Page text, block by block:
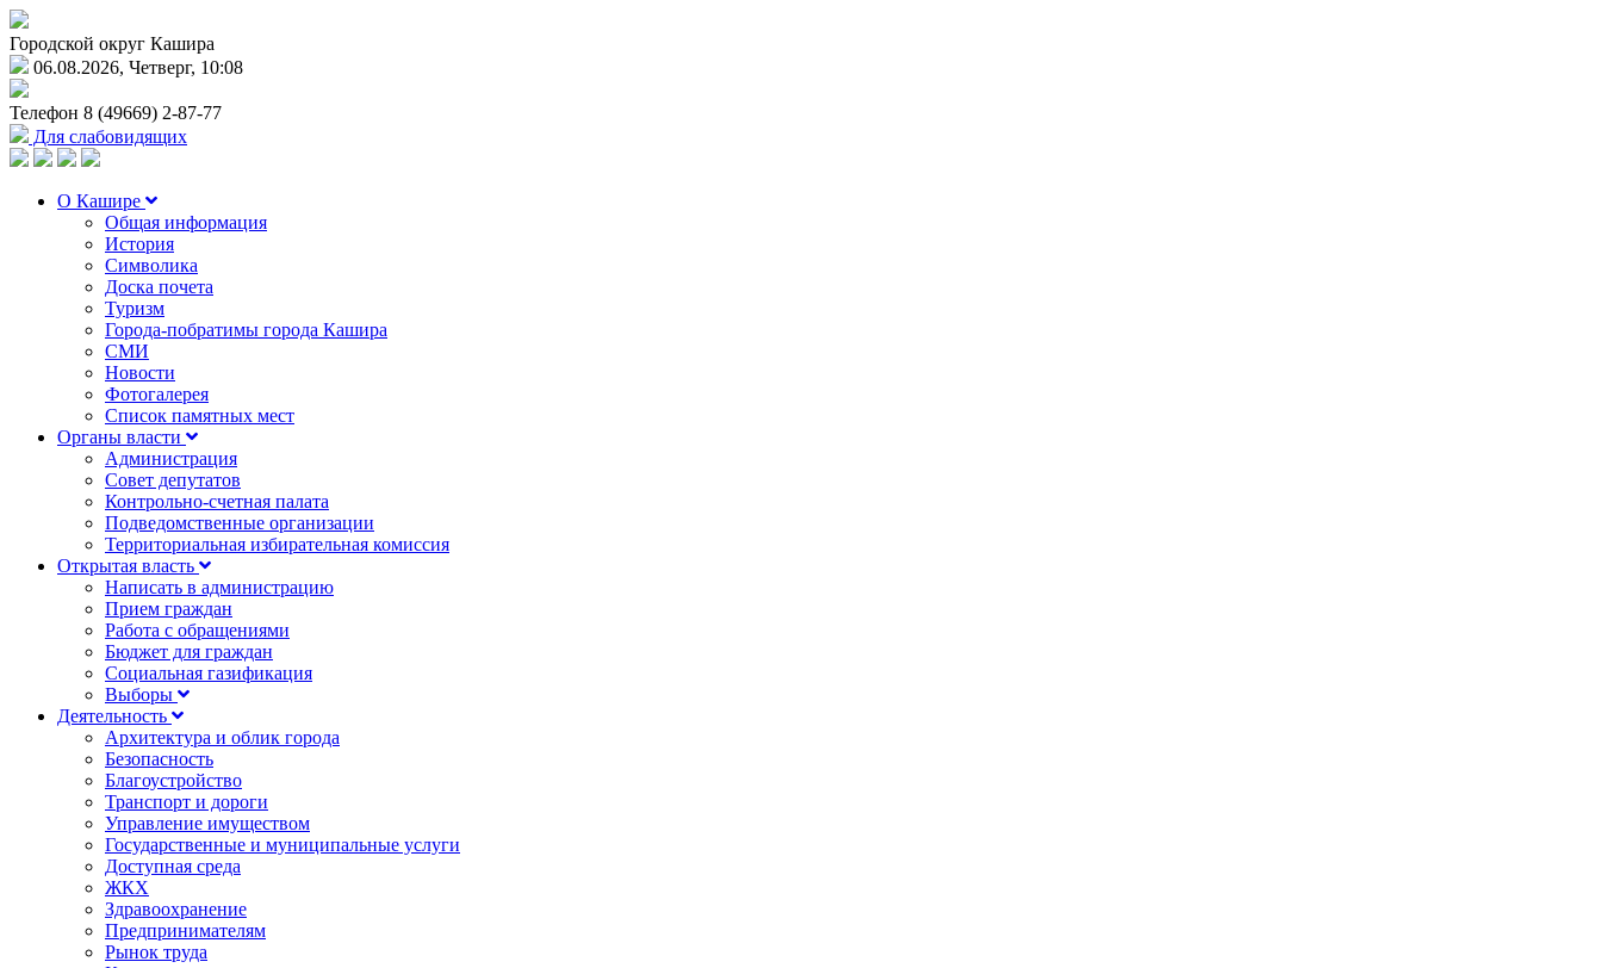
Городской округ Кашира
06.08.2026, Четверг, 10:08
Телефон 8 (49669) 2-87-77
Для слабовидящих
О Кашире
Общая информация
История
Символика
Доска почета
Туризм
Города-побратимы города Кашира
СМИ
Новости
Фотогалерея
Список памятных мест
Органы власти
Администрация
Совет депутатов
Контрольно-счетная палата
Подведомственные организации
Территориальная избирательная комиссия
Открытая власть
Написать в администрацию
Прием граждан
Работа с обращениями
Бюджет для граждан
Социальная газификация
Выборы
Деятельность
Архитектура и облик города
Безопасность
Благоустройство
Транспорт и дороги
Управление имуществом
Государственные и муниципальные услуги
Доступная среда
ЖКХ
Здравоохранение
Предпринимателям
Рынок труда